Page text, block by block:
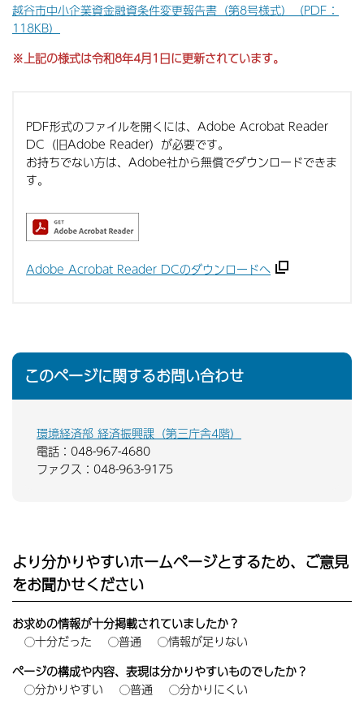
越谷市中小企業資金融資条件変更報告書（第8号様式）（PDF：
118KB）
※上記の様式は令和8年4月1日に更新されています。
PDF形式のファイルを開くには、Adobe Acrobat Reader
DC（旧Adobe Reader）が必要です。
お持ちでない方は、Adobe社から無償でダウンロードできま
す。
Adobe Acrobat Reader DCのダウンロードへ
このページに関するお問い合わせ
環境経済部 経済振興課（第三庁舎4階）
電話：048-967-4680
ファクス：048-963-9175
より分かりやすいホームページとするため、ご意見
をお聞かせください
お求めの情報が十分掲載されていましたか？
十分だった
普通
情報が足りない
ページの構成や内容、表現は分かりやすいものでしたか？
分かりやすい
普通
分かりにくい